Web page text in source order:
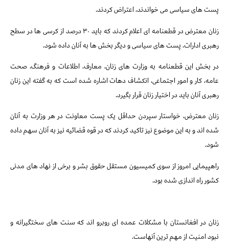
پست های سیاسی می خواندند، اعتراض کردند.
زنان معترض در قطعنامه ای اعلام کردند که باید ۳۰ درصد از کرسی ها در سطح
رهبری ادارات، پست های سیاسی و دیگر بخش ها به آنان داده شود.
در بخش این قطعنامه به وزارت های زنان، معارف، اطلاعات و فرهنگ، صحت
عامه، کار و امور اجتماعی، انکشاف دهات اشاره شده است که به گفته این زنان
رهبری آنان باید در اختیار زنان قرار بگیرد.
زنان معترض، خواستار سپردن حداقل یک پست معاونت در هر وزارت به آنان
شده اند و به این موضوع نیز تاکید کردند که در قوه قضائیه نیز به آنان سهم داده
شود.
راهپیمایی امروز از سوی کمیسیون مستقل حقوق بشر و برخی از نهاد های مدنی
کشور راه اندازی شده بود.
زنان در افغانستان با مشکلات عمده ای روبرو اند که سنت های سختگیرانه و
نبود امنیت از مهم ترین آنهاست.